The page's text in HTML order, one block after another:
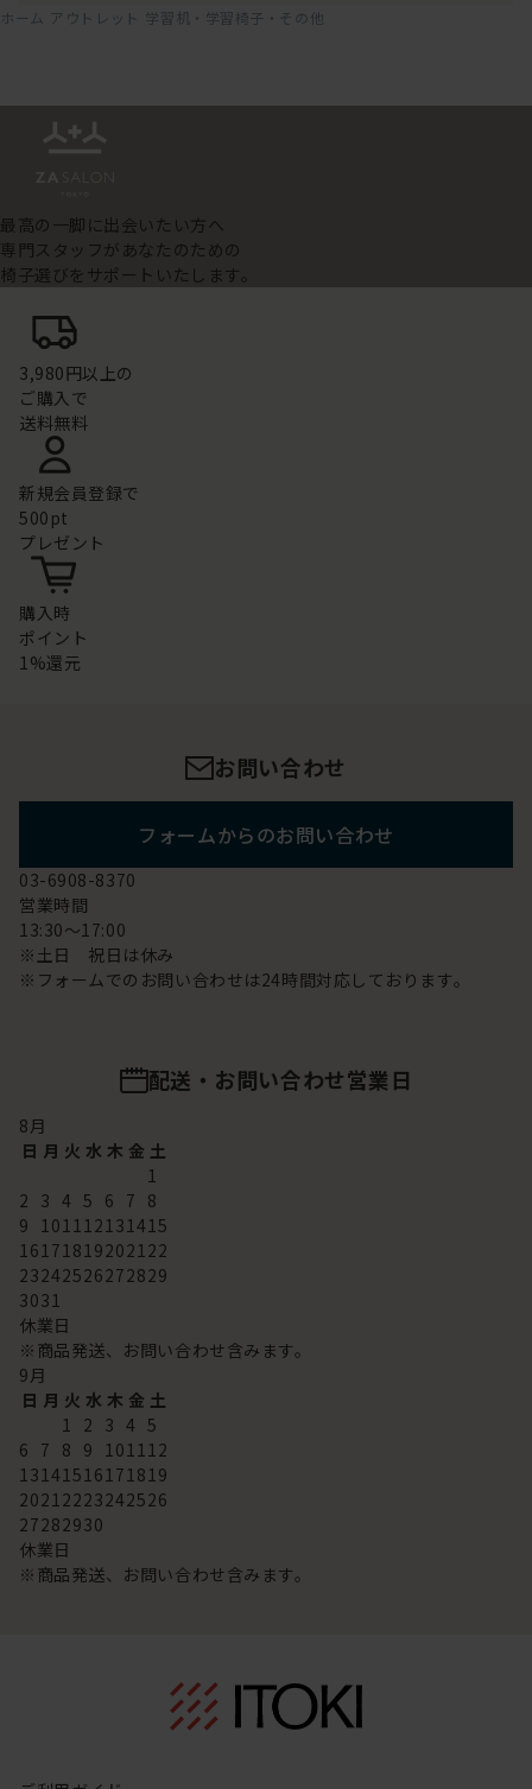
ホーム アウトレット 学習机・学習椅子・その他
最高の一脚に出会いたい方へ
専門スタッフがあなたのための
椅子選びをサポートいたします。
3,980円以上の
ご購入で
送料無料
新規会員登録で
500pt
プレゼント
購入時
ポイント
1%還元
お問い合わせ
フォームからのお問い合わせ
03-6908-8370
営業時間
13:30～17:00
※土日 祝日は休み
※フォームでのお問い合わせは24時間対応しております。
配送・お問い合わせ営業日
8月
日 月 火 水 木 金 土
1
2 3 4 5 6 7 8
9 101112131415
16171819202122
23242526272829
3031
休業日
※商品発送、お問い合わせ含みます。
9月
日 月 火 水 木 金 土
1 2 3 4 5
6 7 8 9 101112
13141516171819
20212223242526
27282930
休業日
※商品発送、お問い合わせ含みます。